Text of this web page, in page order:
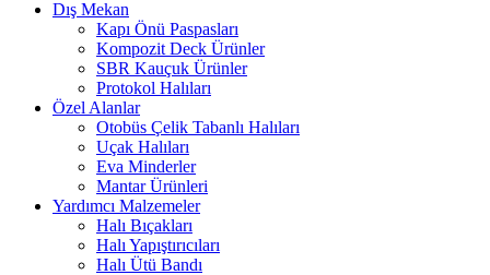
Dış Mekan
Kapı Önü Paspasları
Kompozit Deck Ürünler
SBR Kauçuk Ürünler
Protokol Halıları
Özel Alanlar
Otobüs Çelik Tabanlı Halıları
Uçak Halıları
Eva Minderler
Mantar Ürünleri
Yardımcı Malzemeler
Halı Bıçakları
Halı Yapıştırıcıları
Halı Ütü Bandı